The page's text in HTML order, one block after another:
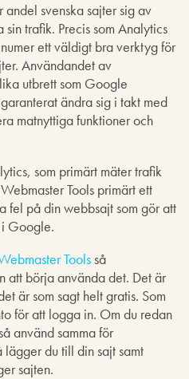
svenska sajter sig av
trafik. Precis som Analytics
ett väldigt bra verktyg för
Användandet av
utbrett som Google
ändra sig i takt med
matnyttiga funktioner och
som primärt mäter trafik
Tools primärt ett
fel på din webbsajt som gör att
Google.
Toolsså
att börja använda det. Det är
är som sagt helt gratis. Som
för att logga in. Om du redan
använd samma för
lägger du till din sajt samt
sajten.